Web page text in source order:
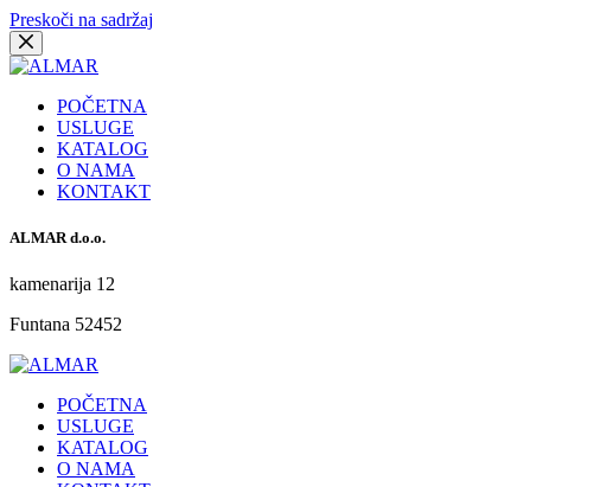
Preskoči na sadržaj
POČETNA
USLUGE
KATALOG
O NAMA
KONTAKT
ALMAR d.o.o.
kamenarija 12
Funtana 52452
POČETNA
USLUGE
KATALOG
O NAMA